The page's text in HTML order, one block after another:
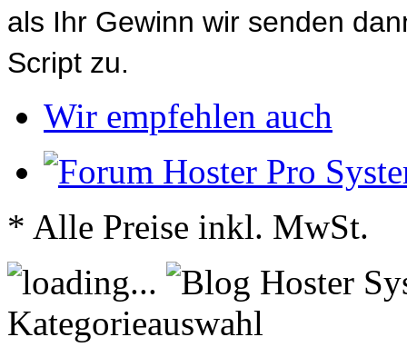
als Ihr Gewinn wir senden
Script zu.
Wir empfehlen auch
* Alle Preise inkl. MwSt.
Kategorieauswahl